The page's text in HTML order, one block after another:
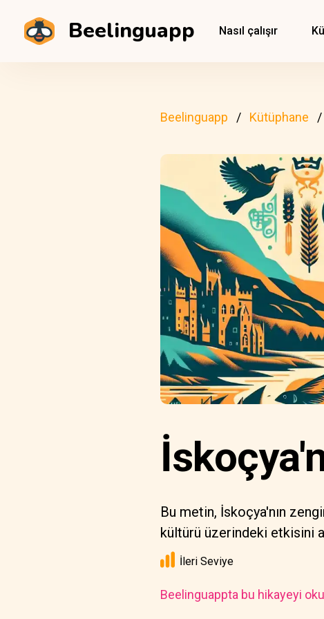
Beelinguapp Nasıl çalışır
Beelinguapp Kütüphane
Bu metin, İskoçya'nın
kültürü üzerindeki etkisini
İleri Seviye
Beelinguappta bu hikayeyi